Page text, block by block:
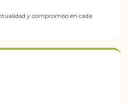
y compromiso en cada